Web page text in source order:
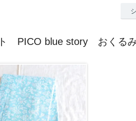
PICO blue story おくる